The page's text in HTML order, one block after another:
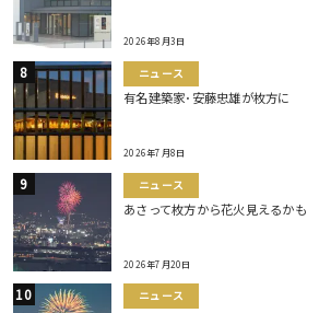
2026年8月3日
ニュース
有名建築家･安藤忠雄が枚方に
2026年7月8日
ニュース
あさって枚方から花火見えるかも
2026年7月20日
ニュース